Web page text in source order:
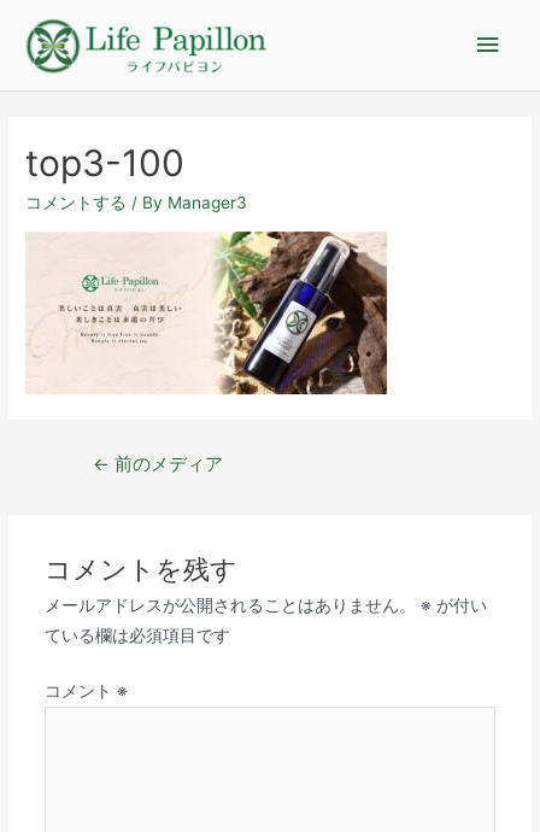
top3-100
コメントする / By Manager3
← 前のメディア
コメントを残す
メールアドレスが公開されることはありません。 ※ が付い
ている欄は必須項目です
コメント ※